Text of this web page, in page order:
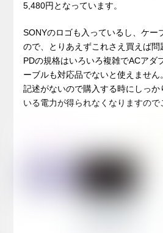
5,480円となっています。
SONYのロゴも入っているし、ケー
ので、とりあえずこれさえ買えば
PDの規格はいろいろ複雑でACアダ
ーブルも対応品でないと使えませ
記述がないので購入する時にしっ
いる電力が得られなくなりますので